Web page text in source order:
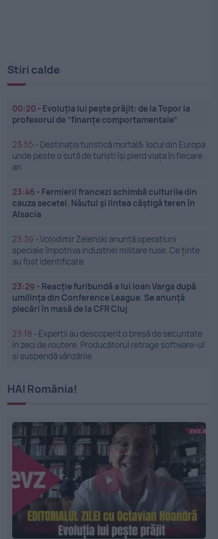
Stiri calde
00:20 - Evoluția lui pește prăjit: de la Topor la
profesorul de ”finanțe comportamentale”
23:55 - Destinația turistică mortală: locul din Europa
unde peste o sută de turiști își pierd viața în fiecare
an
23:46 - Fermierii francezi schimbă culturile din
cauza secetei. Năutul și lintea câștigă teren în
Alsacia
23:39 -Volodimir Zelenski anunță operațiuni
speciale împotriva industriei militare ruse. Ce ținte
au fost identificate
23:29 - Reacție furibundă a lui Ioan Varga după
umilința din Conference League. Se anunță
plecări în masă de la CFR Cluj
23:18 - Experții au descoperit o breșă de securitate
în zeci de routere. Producătorul retrage software-ul
și suspendă vânzările
HAI România!